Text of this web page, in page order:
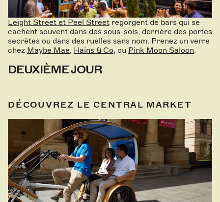
Leight Street et Peel Street regorgent de bars qui se
cachent souvent dans des sous-sols, derrière des portes
secrètes ou dans des ruelles sans nom. Prenez un verre
chez Maybe Mae Hains & Co , ou Pink Moon Saloon
DEUXIÈME JOUR
DÉCOUVREZ LE CENTRAL MARKET